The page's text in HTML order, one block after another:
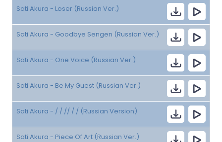
Sati Akura - Loser (Russian Ver.)
Sati Akura - Goodbye Sengen (Russian Ver.)
Sati Akura - One Voice (Russian Ver.)
Sati Akura - Be My Guest (Russian Ver.)
Sati Akura - / / // / / (Russian Version)
Sati Akura - Piece Of Art (Russian Ver.)